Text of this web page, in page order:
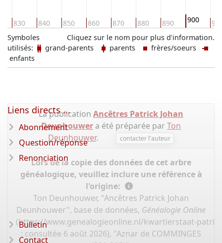
830 840 850 860 870 880 890 900
Cliquez sur le nom pour plus d'information.
Symboles
utilisés:
grand-parents parents
frères/soeurs
enfants
La publication Ancêtres Patrick Johan
Deunhouwer a été préparée parTon
Deunhouwer. contacter l'auteur
Lors de la copie des données de cet arbre
généalogique, veuillez inclure une référence à
l'origine:
Ton Deunhouwer, "Ancêtres Patrick Johan
Deunhouwer", base de données, Généalogie Online
(https://www.genealogieonline.nl/kwartierstaat-
: consultée 6 août 2026), "Aznar de COMMINGES
Liens directs ...
Abonnement
Question/réponse
Renonciation
Bulletin
Contact